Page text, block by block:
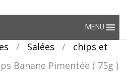
MENU
/ Salées /
chips et
Banane Pimentée ( 75g )